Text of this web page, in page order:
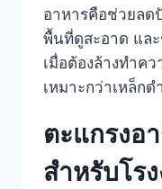
อาหารคือช่วยลด
พื้นที่ดูสะอาด แล
เมื่อต้องล้างทำค
เหมาะกว่าเหล็ก
ตะแกรงอ
สำหรับโร